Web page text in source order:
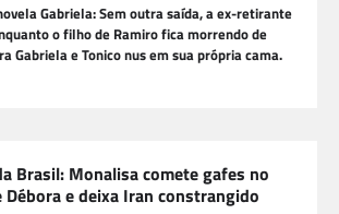
Gabriela: Sem outra saída, a ex-retirante
o filho de Ramiro fica morrendo de
Gabriela e Tonico nus em sua própria cama.
Brasil: Monalisa comete gafes no
e deixa Iran constrangido